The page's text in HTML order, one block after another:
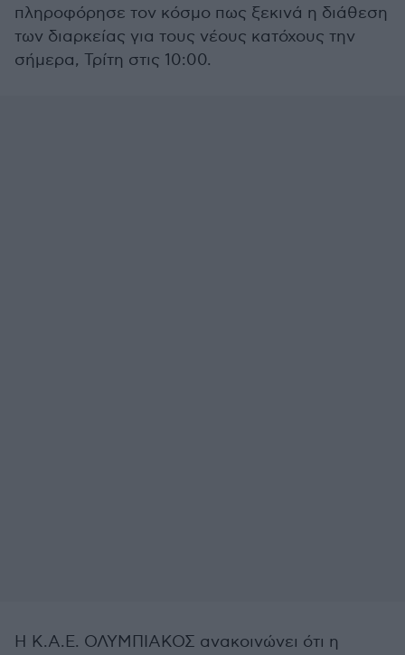
πληροφόρησε τον κόσμο πως ξεκινά η διάθεση
των διαρκείας για τους νέους κατόχους την
σήμερα, Τρίτη στις 10:00.
Η Κ.Α.Ε. ΟΛΥΜΠΙΑΚΟΣ ανακοινώνει ότι η